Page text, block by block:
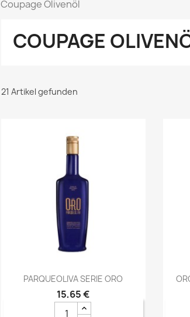
Coupage Olivenöl
COUPAGE
21 Artikel gefunden
Vorschau
PARQUEOLIVA SERIE ORO
15,65 €